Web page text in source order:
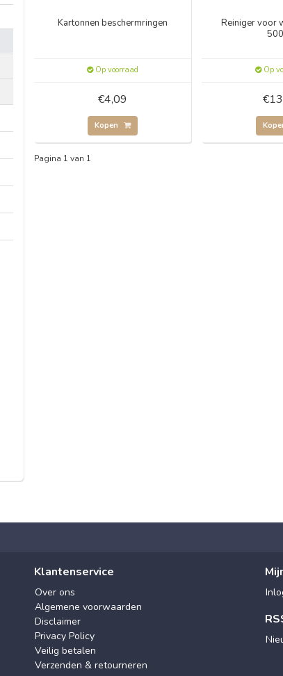
Kartonnen beschermringen
Op voorraad
€4,09
Kopen
Reiniger voor
Op
Pagina 1 van 1
Klantenservice
Over ons
Algemene voorwaarden
Disclaimer
Privacy Policy
Veilig betalen
Verzenden & retourneren